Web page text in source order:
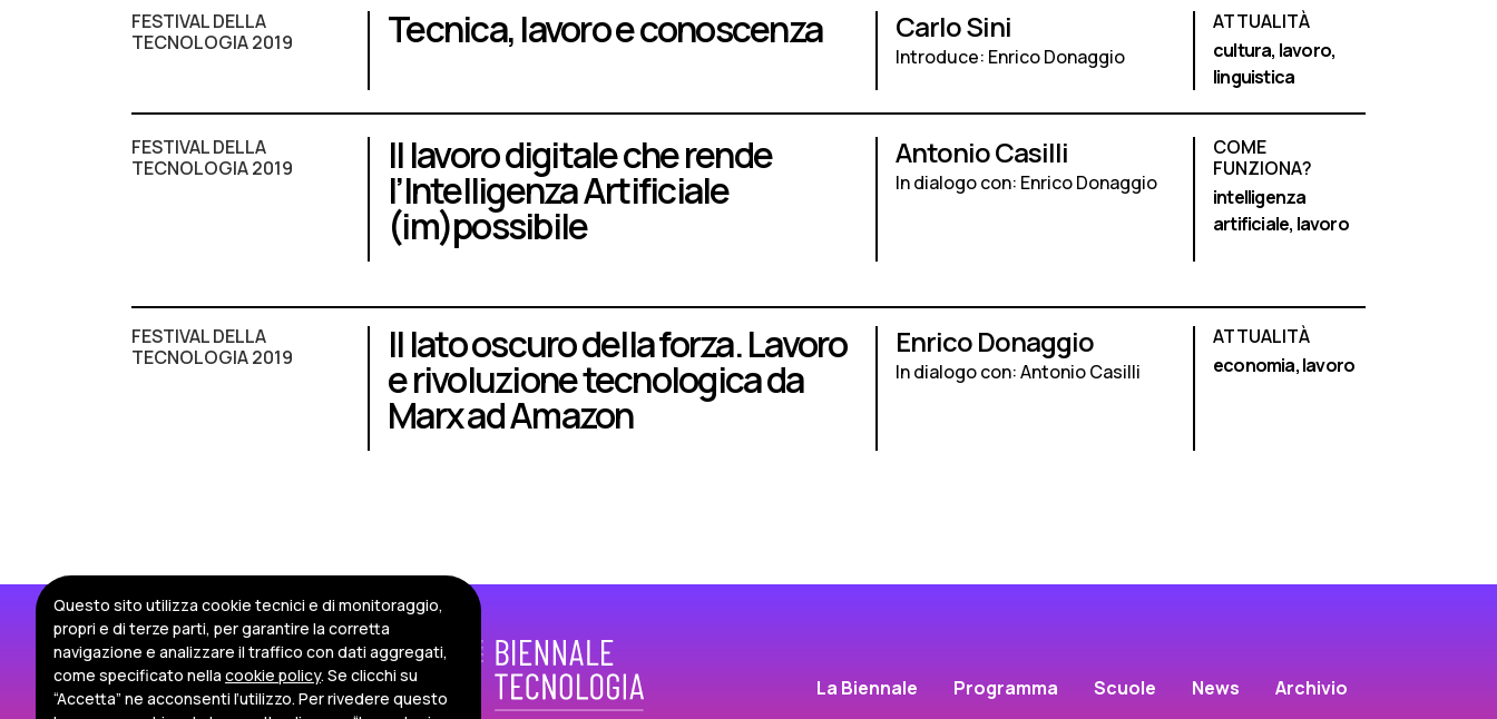
FESTIVAL DELLA
TECNOLOGIA 2019
Tecnica, lavoro e conoscenza Carlo Sini
Introduce: Enrico Donaggio
ATTUALITÀ
cultura, lavoro,
linguistica
FESTIVAL DELLA
TECNOLOGIA 2019
Il lavoro digitale che rende
l’Intelligenza Artificiale
(im)possibile
Antonio Casilli
In dialogo con: Enrico Donaggio
COME
FUNZIONA?
intelligenza
artificiale, lavoro
FESTIVAL DELLA
TECNOLOGIA 2019
Il lato oscuro della forza. Lavoro
e rivoluzione tecnologica da
Marx ad Amazon
Enrico Donaggio
In dialogo con: Antonio Casilli
ATTUALITÀ
economia,lavoro
La Biennale Programma Scuole News Archivio
Questo sito utilizza cookie tecnici e di monitoraggio,
propri e di terze parti, per garantire la corretta
navigazione e analizzare il traffico con dati aggregati,
come specificato nella cookie policy. Se clicchi su
“Accetta” ne acconsenti l’utilizzo. Per rivedere questo